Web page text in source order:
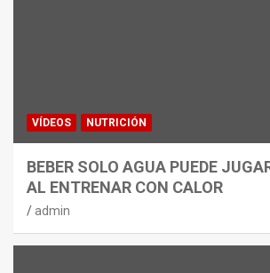
VÍDEOS NUTRICIÓN
BEBER SOLO AGUA PUEDE
AL ENTRENAR CON CALOR
admin